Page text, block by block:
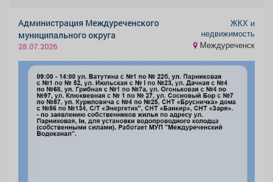
Администрация Междуреченского
муниципального округа
28.07.2026
ЖКХ и
недвижимость
Междуреченск